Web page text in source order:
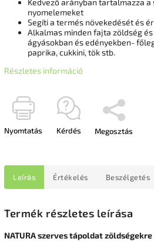
Kedvező arányban tartalmazza
nyomelemeket
Segíti a termés növekedését és
Alkalmas minden fajta zöldség
ágyásokban és edényekben-
paprika, cukkini, tök stb.
Részletes információ
Nyomtatás Kérdés Megosztás
Leírás Értékelés Beszélgetés
Termék részletes leírása
NATURA szerves tápoldat zöldségekre